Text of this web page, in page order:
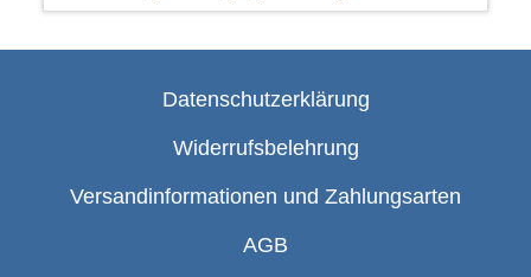
Datenschutzerklärung
Widerrufsbelehrung
Versandinformationen und Zahlungsarten
AGB